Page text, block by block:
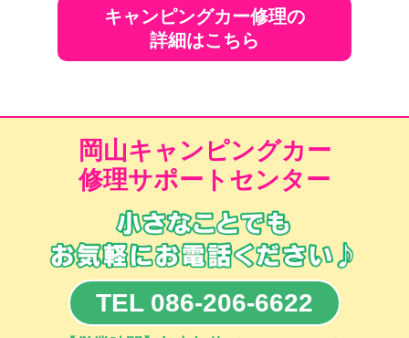
キャンピングカー修理の
詳細はこちら
岡山キャンピングカー
修理サポートセンター
TEL 086-206-6622